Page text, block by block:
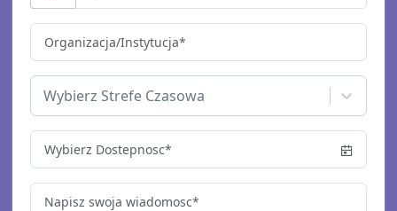
Wybierz Strefe Czasowa